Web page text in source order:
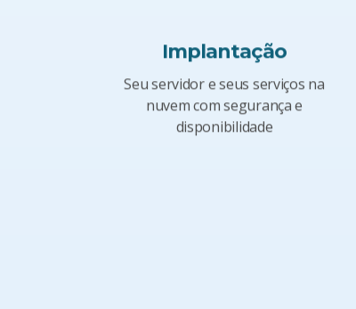
Implantação
Seu servidor e seus serviços na
nuvem com segurança e
disponibilidade